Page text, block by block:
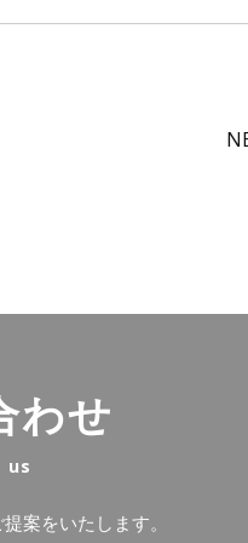
わせ
us
案をいたします。